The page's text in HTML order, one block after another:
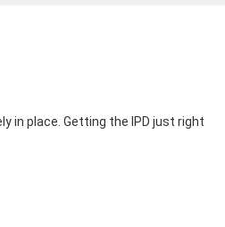
in place. Getting the IPD just right